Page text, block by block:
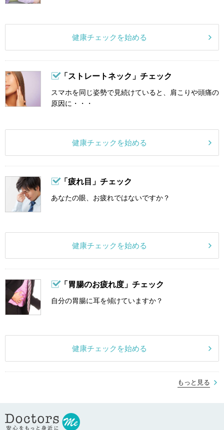
健康チェックを始める
「ストレートネック」チェック
スマホを同じ姿勢で見続けていると、肩こりや頭痛の
原因に・・・
健康チェックを始める
「疲れ目」チェック
あなたの眼、お疲れではないですか？
健康チェックを始める
「胃腸のお疲れ度」チェック
自分の胃腸に耳を傾けていますか？
健康チェックを始める
もっと見る